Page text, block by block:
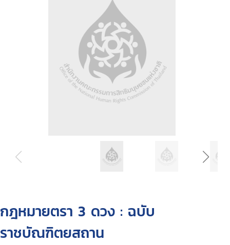
กฎหมายตรา 3 ดวง : ฉบับ
ราชบัณฑิตยสถาน